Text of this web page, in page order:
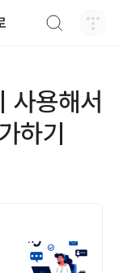
사용해서
하기